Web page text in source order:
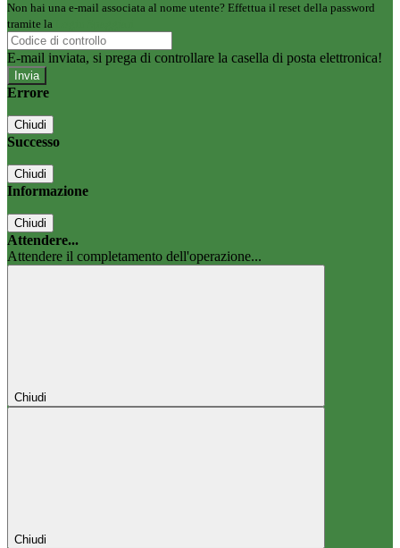
Non hai una e-mail associata al nome utente? Effettua il reset della password
tramite la
E-mail inviata, si prega di controllare la casella di posta elettronica!
Errore
Chiudi
Successo
Chiudi
Informazione
Chiudi
Attendere...
Attendere il completamento dell'operazione...
Chiudi
Chiudi